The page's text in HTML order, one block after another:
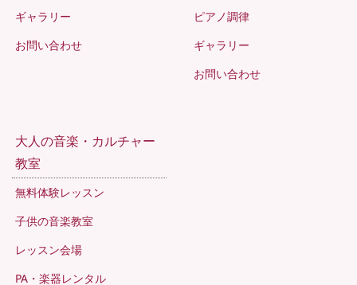
ギャラリー
お問い合わせ
ピアノ調律
ギャラリー
お問い合わせ
大人の音楽・カルチャー
教室
無料体験レッスン
子供の音楽教室
レッスン会場
PA・楽器レンタル